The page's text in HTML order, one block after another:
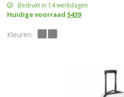
Bedrukt in 14 werkdagen
Huidige voorraad 5439